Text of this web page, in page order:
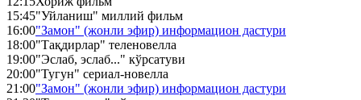
15:45"Уйланиш" миллий фильм
16:00"Замон" (жонли эфир) информацион дастури
18:00"Тақдирлар" теленовелла
19:00"Эслаб, эслаб..." кўрсатуви
20:00"Тугун" сериал-новелла
21:00"Замон" (жонли эфир) информацион дастури